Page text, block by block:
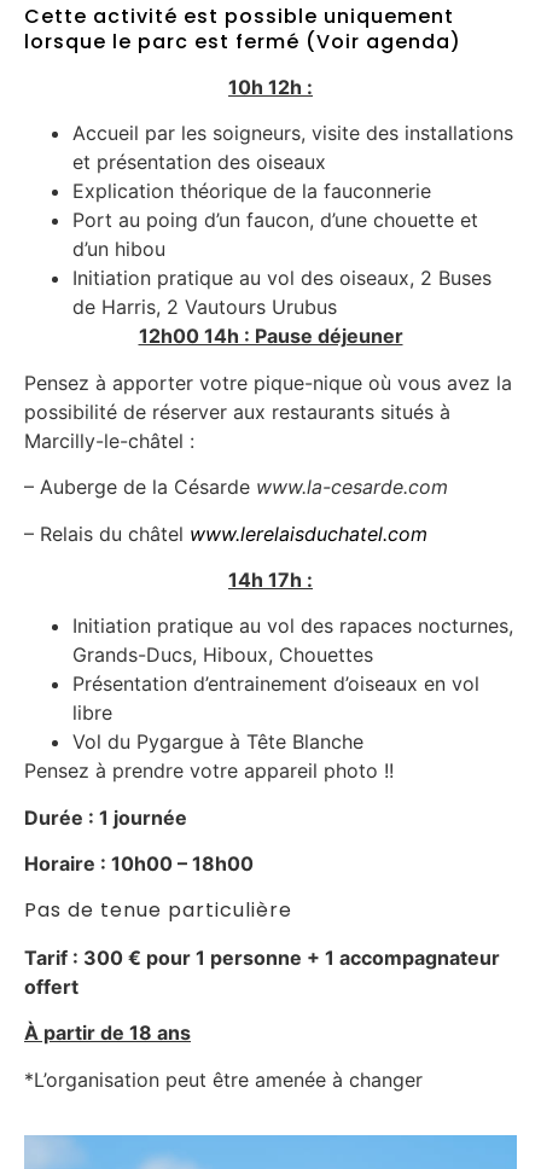
Cette activité est possible uniquement
lorsque le parc est fermé (Voir agenda)
10h 12h :
Accueil par les soigneurs, visite des installations
et présentation des oiseaux
Explication théorique de la fauconnerie
Port au poing d’un faucon, d’une chouette et
d’un hibou
Initiation pratique au vol des oiseaux, 2 Buses
de Harris, 2 Vautours Urubus
12h00 14h : Pause déjeuner
Pensez à apporter votre pique-nique où vous avez la
possibilité de réserver aux restaurants situés à
Marcilly-le-châtel :
– Auberge de la Césarde www.la-cesarde.com
– Relais du châtel www.lerelaisduchatel.com
14h 17h :
Initiation pratique au vol des rapaces nocturnes,
Grands-Ducs, Hiboux, Chouettes
Présentation d’entrainement d’oiseaux en vol
libre
Vol du Pygargue à Tête Blanche
Pensez à prendre votre appareil photo !!
Durée : 1 journée
Horaire : 10h00 – 18h00
Pas de tenue particulière
Tarif : 300 € pour 1 personne + 1 accompagnateur
offert
À partir de 18 ans
*L’organisation peut être amenée à changer